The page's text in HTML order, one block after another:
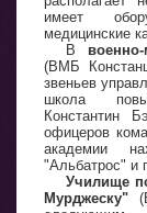
имеет
медицинские
В
(ВМБ
звеньев
школа
Константин
офицеров
академии
"Альбатрос" и
Училище
Мурджеску"